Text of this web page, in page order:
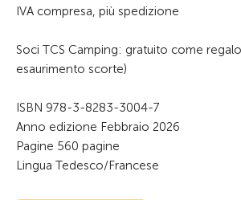
IVA compresa, più spedizione
Soci TCS Camping: gratuito come
esaurimento scorte)
ISBN 978-3-8283-3004-7
Anno edizione Febbraio 2026
Pagine 560 pagine
Lingua Tedesco/Francese